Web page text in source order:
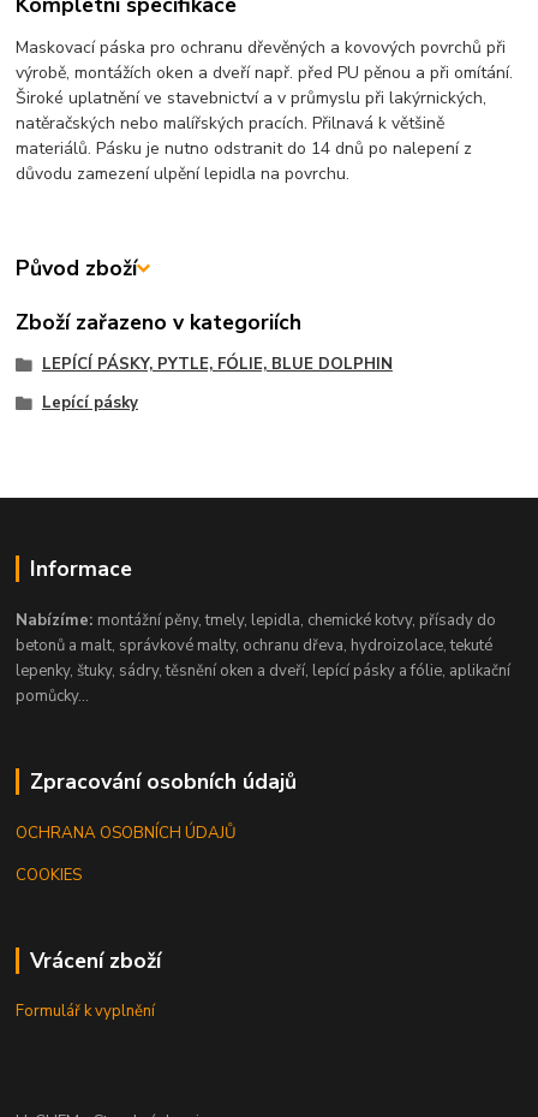
Maskovací páska pro ochranu dřevěných a kovových povrchů při
výrobě, montážích oken a dveří např. před PU pěnou a při omítání.
Široké uplatnění ve stavebnictví a v průmyslu při lakýrnických,
natěračských nebo malířských pracích. Přilnavá k většině
materiálů. Pásku je nutno odstranit do 14 dnů po nalepení z
důvodu zamezení ulpění lepidla na povrchu.
Původ zboží
Zboží zařazeno v kategoriích
LEPÍCÍ PÁSKY, PYTLE, FÓLIE, BLUE DOLPHIN
Lepící pásky
Informace
Nabízíme: montážní pěny, tmely, lepidla, chemické kotvy, přísady do
betonů a malt, správkové malty, ochranu dřeva, hydroizolace, tekuté
lepenky, štuky, sádry, těsnění oken a dveří, lepící pásky a fólie, aplikační
pomůcky...
Zpracování osobních údajů
OCHRANA OSOBNÍCH ÚDAJŮ
COOKIES
Vrácení zboží
Formulář k vyplnění